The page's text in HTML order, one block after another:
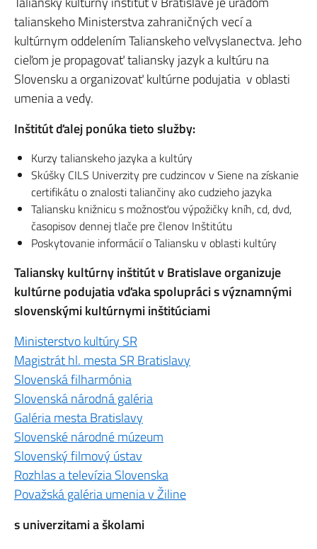
talianskeho Ministerstva zahraničných vecí a
kultúrnym oddelením Talianskeho veľvyslanectva. Jeho
cieľom je propagovať taliansky jazyk a kultúru na
Slovensku a organizovať kultúrne podujatia v oblasti
umenia a vedy.
Inštitút ďalej ponúka tieto služby:
Kurzy talianskeho jazyka a kultúry
Skúšky CILS Univerzity pre cudzincov v Siene na získanie
certifikátu o znalosti taliančiny ako cudzieho jazyka
Taliansku knižnicu s možnosťou výpožičky kníh, cd, dvd,
časopisov dennej tlače pre členov Inštitútu
Poskytovanie informácií o Taliansku v oblasti kultúry
Taliansky kultúrny inštitút v Bratislave organizuje
kultúrne podujatia vďaka spoluprácis významnými
slovenskými kultúrnymi inštitúciami
Ministerstvo kultúry SR
Magistrát hl. mesta SR Bratislavy
Slovenská filharmónia
Slovenská národná galéria
Galéria mesta Bratislavy
Slovenské národné múzeum
Slovenský filmový ústav
Rozhlas a televízia Slovenska
Považská galéria umenia v Žiline
s univerzitami a školami